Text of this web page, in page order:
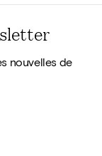
nouvelles de